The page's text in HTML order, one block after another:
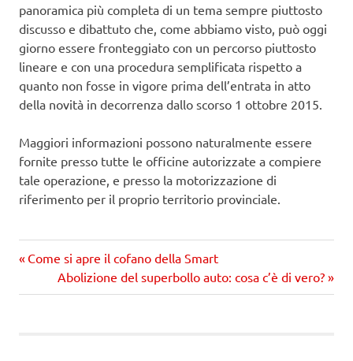
panoramica più completa di un tema sempre piuttosto
discusso e dibattuto che, come abbiamo visto, può oggi
giorno essere fronteggiato con un percorso piuttosto
lineare e con una procedura semplificata rispetto a
quanto non fosse in vigore prima dell’entrata in atto
della novità in decorrenza dallo scorso 1 ottobre 2015.
Maggiori informazioni possono naturalmente essere
fornite presso tutte le officine autorizzate a compiere
tale operazione, e presso la motorizzazione di
riferimento per il proprio territorio provinciale.
Navigazione
articoli
Precedente
articolo:
Come si apre il cofano della Smart
Prossimo
articolo
Abolizione del superbollo auto: cosa c’è di vero?